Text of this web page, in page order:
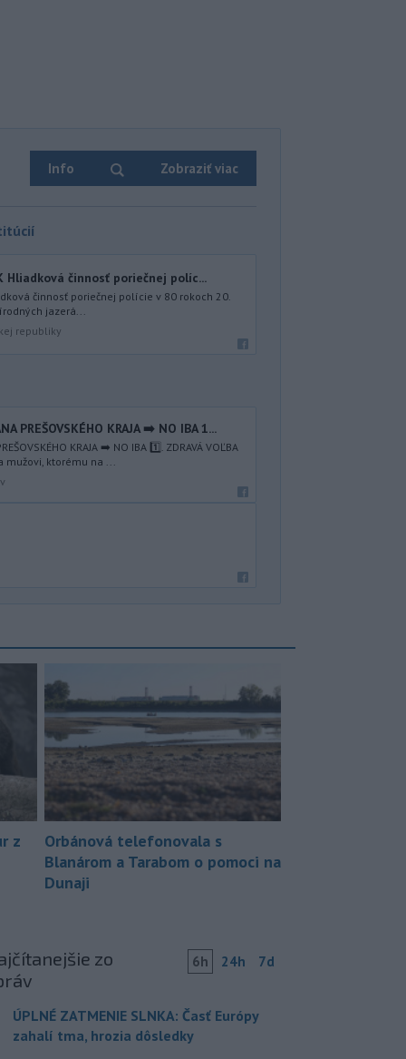
Info Zobraziť viac
Hliadková činnosť poriečnej políc...
činnosť poriečnej polície v 80 rokoch 20.
jazerá...
republiky
PREŠOVSKÉHO KRAJA ➡️ NO IBA 1️...
KRAJA ➡️ NO IBA 1️⃣. ZDRAVÁ VOĽBA
mužovi, ktorému na ...
z
Orbánová telefonovala s
Blanárom a Tarabom o pomoci na
Dunaji
zo
6h 24h 7d
ÚPLNÉ ZATMENIE SLNKA: Časť Európy
zahalí tma, hrozia dôsledky